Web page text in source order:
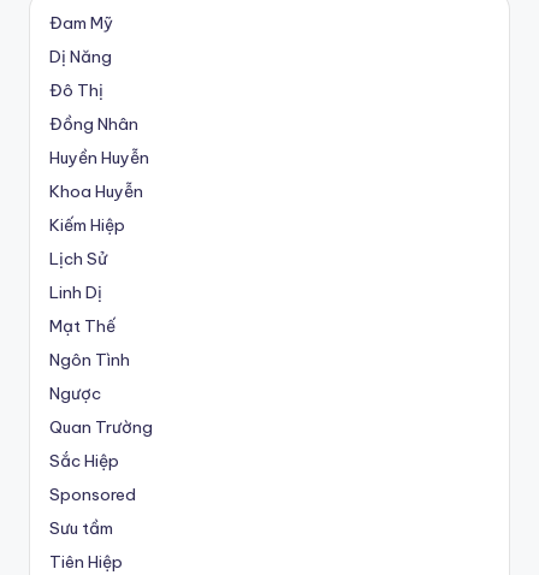
Đam Mỹ
Dị Năng
Đô Thị
Đồng Nhân
Huyền Huyễn
Khoa Huyễn
Kiếm Hiệp
Lịch Sử
Linh Dị
Mạt Thế
Ngôn Tình
Ngược
Quan Trường
Sắc Hiệp
Sponsored
Sưu tầm
Tiên Hiệp